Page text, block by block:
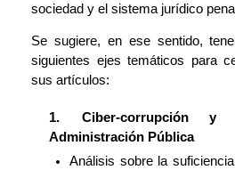
sociedad y el sistema jurídico
Se sugiere, en ese sentido,
siguientes ejes temáticos para
sus artículos:
Ciber-corrupción
Administración Pública
Análisis sobre la